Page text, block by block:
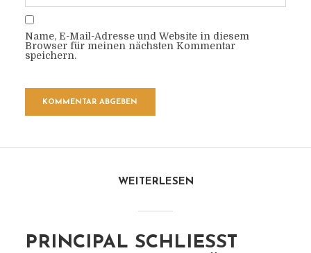
Name, E-Mail-Adresse und Website in diesem
Browser für meinen nächsten Kommentar
speichern.
WEITERLESEN
PRINCIPAL SCHLIESST E